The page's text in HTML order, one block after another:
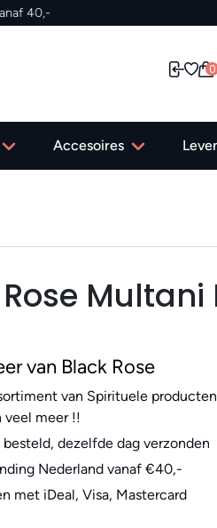
✔ Gratis verzending in Nederland
0
Accesoires
van Black Rose
van Spirituele
veel meer !!
besteld, dezelfde dag verzonden
Nederland vanaf €40,-
met iDeal, Visa, Mastercard